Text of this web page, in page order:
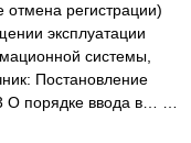
регистрации)
эксплуатации
системы,
Постановление
О порядке ввода в… …